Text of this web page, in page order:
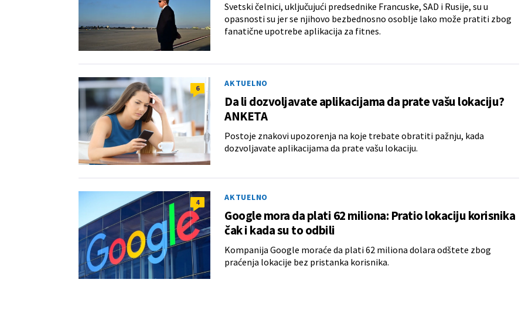
Svetski čelnici, uključujući predsednike Francuske, SAD i Rusije, su u
opasnosti su jer se njihovo bezbednosno osoblje lako može pratiti zbog
fanatične upotrebe aplikacija za fitnes.
6 AKTUELNO
Da li dozvoljavate aplikacijama da prate vašu lokaciju?
ANKETA
Postoje znakovi upozorenja na koje trebate obratiti pažnju, kada
dozvoljavate aplikacijama da prate vašu lokaciju.
4 AKTUELNO
Google mora da plati 62 miliona: Pratio lokaciju korisnika
čak i kada su to odbili
Kompanija Google moraće da plati 62 miliona dolara odštete zbog
praćenja lokacije bez pristanka korisnika.